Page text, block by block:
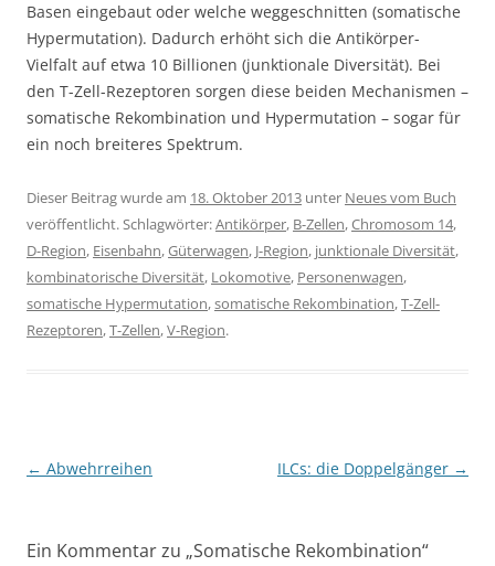
Basen eingebaut oder welche weggeschnitten (somatische
Hypermutation). Dadurch erhöht sich die Antikörper-
Vielfalt auf etwa 10 Billionen (junktionale Diversität). Bei
den T-Zell-Rezeptoren sorgen diese beiden Mechanismen –
somatische Rekombination und Hypermutation – sogar für
ein noch breiteres Spektrum.
Dieser Beitrag wurde am 18. Oktober 2013 unter Neues vom Buch
veröffentlicht. Schlagwörter:Antikörper, B-Zellen,Chromosom 14,
D-Region, Eisenbahn,Güterwagen, J-Region, junktionale Diversität,
kombinatorische Diversität, Lokomotive, Personenwagen,
somatische Hypermutation,somatische Rekombination,T-Zell-
Rezeptoren,T-Zellen,V-Region.
Beitragsnavigation
← Abwehrreihen ILCs: die Doppelgänger →
Ein Kommentar zu „Somatische Rekombination“